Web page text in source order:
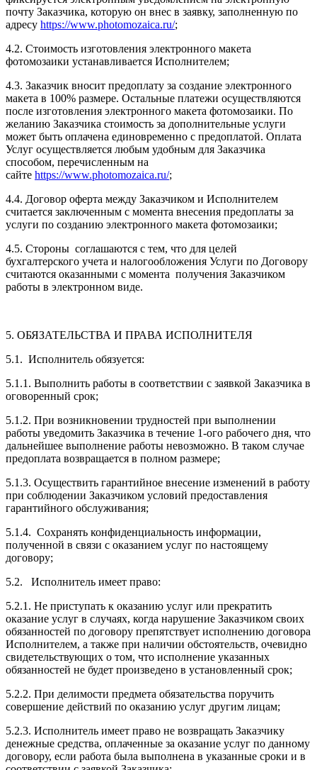
почту Заказчика, которую он внес в заявку, заполненную по
адресу https://www.photomozaica.ru/;
4.2. Стоимость изготовления электронного макета
фотомозаики устанавливается Исполнителем;
4.3. Заказчик вносит предоплату за создание электронного
макета в 100% размере. Остальные платежи осуществляются
после изготовления электронного макета фотомозаики. По
желанию Заказчика стоимость за дополнительные услуги
может быть оплачена единовременно с предоплатой. Оплата
Услуг осуществляется любым удобным для Заказчика
способом, перечисленным на
сайте https://www.photomozaica.ru/;
4.4. Договор оферта между Заказчиком и Исполнителем
считается заключенным с момента внесения предоплаты за
услуги по созданию электронного макета фотомозаики;
4.5. Стороны соглашаются с тем, что для целей
бухгалтерского учета и налогообложения Услуги по Договору
считаются оказанными с момента получения Заказчиком
работы в электронном виде.
5. ОБЯЗАТЕЛЬСТВА И ПРАВА ИСПОЛНИТЕЛЯ
5.1. Исполнитель обязуется:
5.1.1. Выполнить работы в соответствии с заявкой Заказчика в
оговоренный срок;
5.1.2. При возникновении трудностей при выполнении
работы уведомить Заказчика в течение 1-ого рабочего дня, что
дальнейшее выполнение работы невозможно. В таком случае
предоплата возвращается в полном размере;
5.1.3. Осуществить гарантийное внесение изменений в работу
при соблюдении Заказчиком условий предоставления
гарантийного обслуживания;
5.1.4. Сохранять конфиденциальность информации,
полученной в связи с оказанием услуг по настоящему
договору;
5.2. Исполнитель имеет право:
5.2.1. Не приступать к оказанию услуг или прекратить
оказание услуг в случаях, когда нарушение Заказчиком своих
обязанностей по договору препятствует исполнению договора
Исполнителем, а также при наличии обстоятельств, очевидно
свидетельствующих о том, что исполнение указанных
обязанностей не будет произведено в установленный срок;
5.2.2. При делимости предмета обязательства поручить
совершение действий по оказанию услуг другим лицам;
5.2.3. Исполнитель имеет право не возвращать Заказчику
денежные средства, оплаченные за оказание услуг по данному
договору, если работа была выполнена в указанные сроки и в